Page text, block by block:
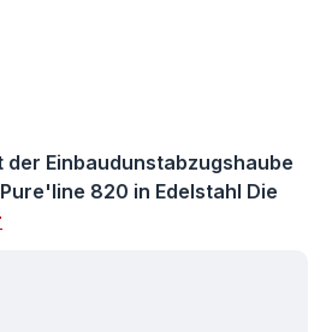
der Einbaudunstabzugshaube
820 in Edelstahl Die